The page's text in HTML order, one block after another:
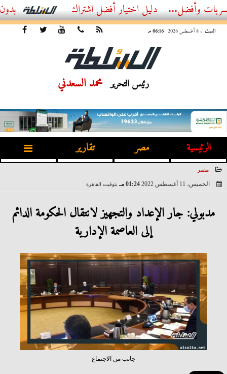
أفضل اشتراك IPTV بدون تقطيع 2026 – دليل المشاهد العصري
السبت ، 8 أغسطس 2026 06:16 مـ
رئيس التحرير محمد السعدني
الرئيسية مصر تقارير
مصر
الخميس، 11 أغسطس 2022
01:24 مـ بتوقيت القاهرة
مدبولي: جار الإعداد والتجهيز لانتقال الحكومة الدائم
إلى العاصمة الإدارية
جانب من الاجتماع